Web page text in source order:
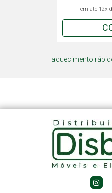
em até 12x
aquecimento